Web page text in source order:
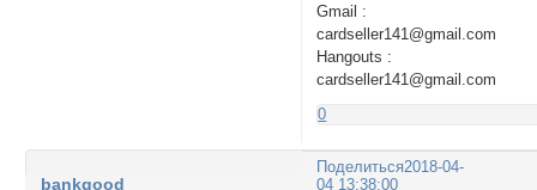
Gmail :
cardseller141@gmail.com
Hangouts :
cardseller141@gmail.com
0
Поделиться2018-04-
04 13:38:00
bankgood